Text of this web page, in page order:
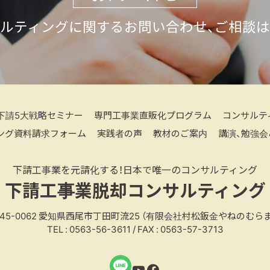
ティングに関するお問い合わせ、ご相談
請5大戦略セミナー 専門工事業直販化プログラム
コンサル
グ資料請求フォーム
実践者の声 教材のご案内 講演、勉強
下請工事業を元請化する！日本で唯一のコンサルティング
下請工事業脱却コンサルティング
0062 愛知県西尾市丁田町流25 （有限会社村松鈑金やねのむら
TEL : 0563-56-3611 / FAX : 0563-57-3713